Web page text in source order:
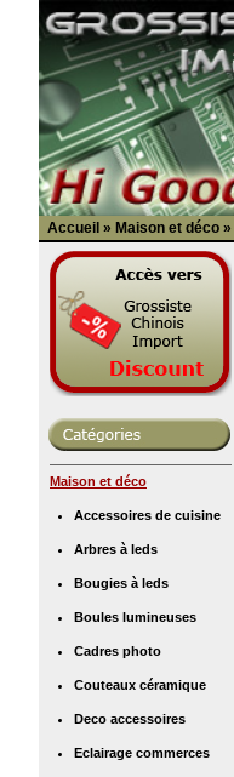
Accueil » Maison et déco »
Maison et déco
Accessoires de cuisine
Arbres à leds
Bougies à leds
Boules lumineuses
Cadres photo
Couteaux céramique
Deco accessoires
Eclairage commerces